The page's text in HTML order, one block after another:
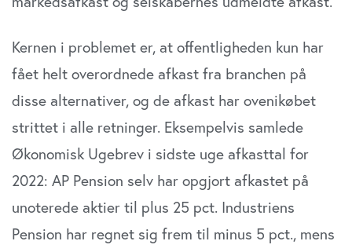
Kernen i problemet er, at offentligheden kun har
fået helt overordnede afkast fra branchen på
disse alternativer, og de afkast har ovenikøbet
strittet i alle retninger. Eksempelvis samlede
Økonomisk Ugebrev i sidste uge afkasttal for
2022: AP Pension selv har opgjort afkastet på
unoterede aktier til plus 25 pct. Industriens
Pension har regnet sig frem til minus 5 pct., mens